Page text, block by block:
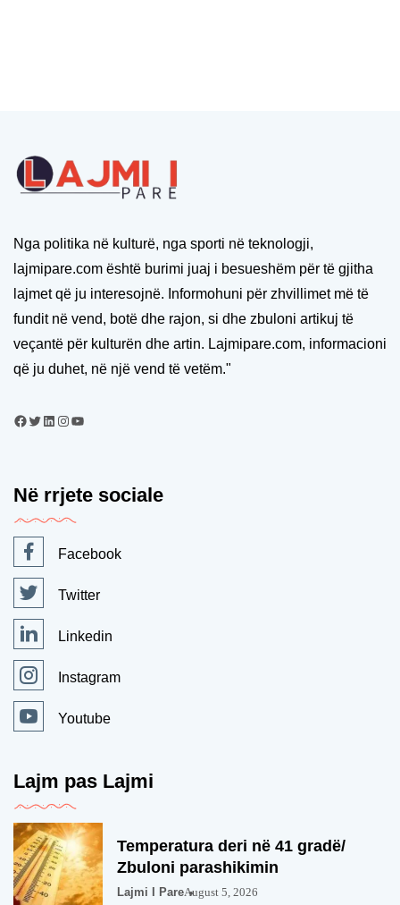
Nga politika në kulturë, nga sporti në teknologji,
lajmipare.com është burimi juaj i besueshëm për të gjitha
lajmet që ju interesojnë. Informohuni për zhvillimet më të
fundit në vend, botë dhe rajon, si dhe zbuloni artikuj të
veçantë për kulturën dhe artin. Lajmipare.com, informacioni
që ju duhet, në një vend të vetëm."
Në rrjete sociale
Facebook
Twitter
Linkedin
Instagram
Youtube
Lajm pas Lajmi
Temperatura deri në 41 gradë/
Zbuloni parashikimin
Lajmi I PareAugust 5, 2026